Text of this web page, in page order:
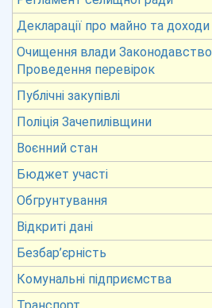
Декларації про майно та доходи
Очищення влади Законодавство
Проведення перевірок
Публічні закупівлі
Поліція Зачепилівщини
Воєнний стан
Бюджет участі
Обгрунтування
Відкриті дані
Безбар’єрність
Комунальні підприємства